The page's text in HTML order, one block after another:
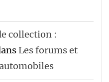
collection :
Les forums et